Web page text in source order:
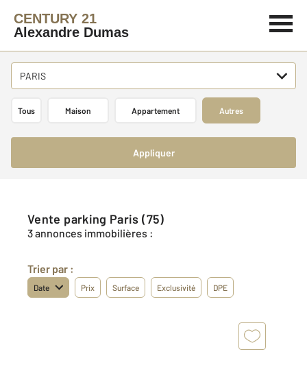
CENTURY 21
Alexandre Dumas
PARIS
Tous Maison Appartement Autres
Appliquer
Vente parking Paris (75)
3 annonces immobilières :
Trier par :
Date Prix Surface Exclusivité DPE